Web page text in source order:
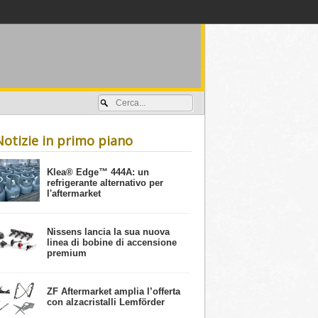
in primo piano
​Klea® Edge™ 444A: un
refrigerante alternativo per
l'aftermarket
Nissens lancia la sua nuova
linea di bobine di accensione
premium
ZF Aftermarket amplia l’offerta
con alzacristalli Lemförder